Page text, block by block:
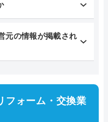
元の情報が掲載され
フォーム・交換業